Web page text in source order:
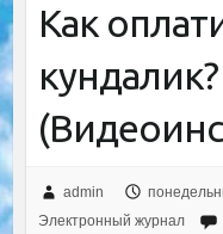
Как
кундалик?
admin
Электронный журнал